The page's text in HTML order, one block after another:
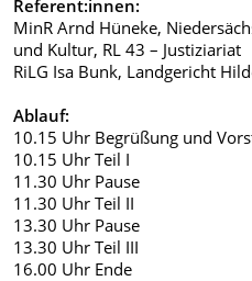
Referent:innen:
MinR Arnd Hüneke,
und Kultur, RL 43 – Justiziariat
RiLG Isa Bunk, Landgericht
Ablauf:
10.15 Uhr Begrüßung und
10.15 Uhr Teil I
11.30 Uhr Pause
11.30 Uhr Teil II
13.30 Uhr Pause
13.30 Uhr Teil III
16.00 Uhr Ende